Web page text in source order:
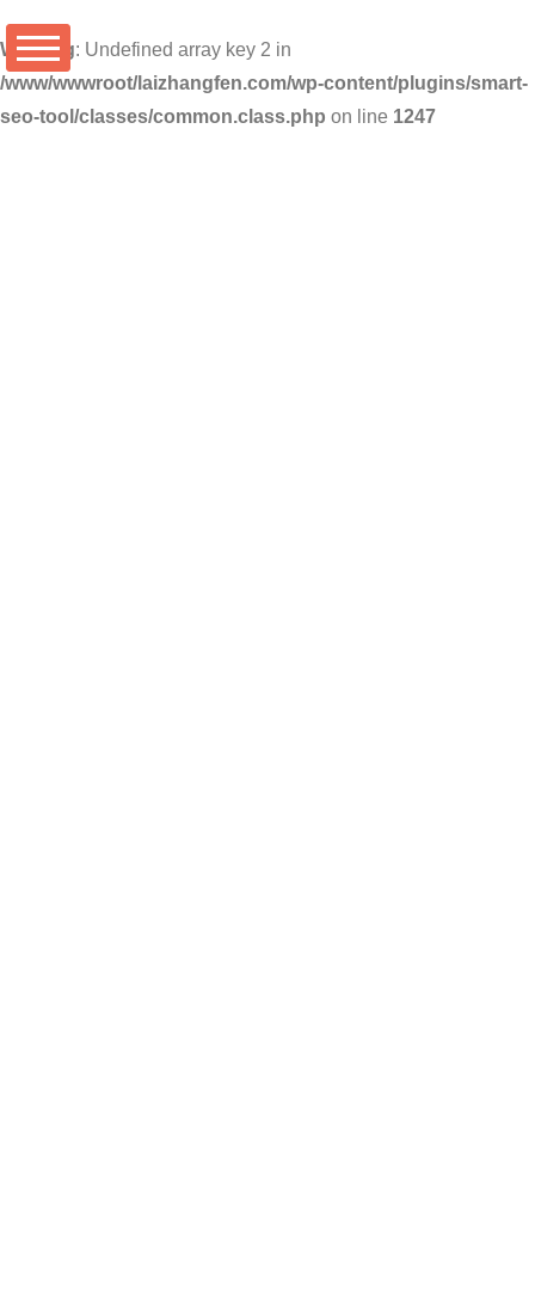
Warning: Undefined array key 2 in
/www/wwwroot/laizhangfen.com/wp-content/plugins/smart-
seo-tool/classes/common.class.php on line 1247